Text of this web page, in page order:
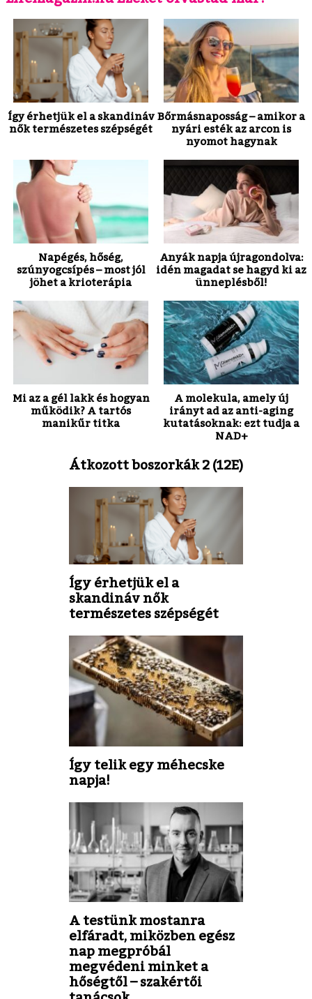
Így érhetjük el a skandináv
nők természetes szépségét
Bőrmásnaposság – amikor a
nyári esték az arcon is
nyomot hagynak
Napégés, hőség,
szúnyogcsípés – most jól
jöhet a krioterápia
Anyák napja újragondolva:
idén magadat se hagyd ki az
ünneplésből!
Mi az a gél lakk és hogyan
működik? A tartós
manikűr titka
A molekula, amely új
irányt ad az anti-aging
kutatásoknak: ezt tudja a
NAD+
Átkozott boszorkák 2 (12E)
Így érhetjük el a
skandináv nők
természetes szépségét
Így telik egy méhecske
napja!
A testünk mostanra
elfáradt, miközben egész
nap megpróbál
megvédeni minket a
hőségtől – szakértői